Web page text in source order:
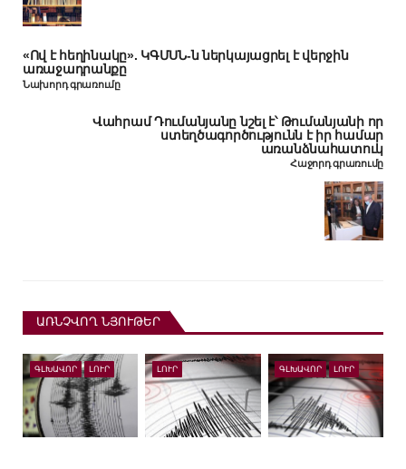
«Ով է հեղինակը». ԿԳՄՍՆ-ն ներկայացրել է վերջին
առաջադրանքը
Նախորդ գրառումը
Վահրամ Դումանյանը նշել է՝ Թումանյանի որ
ստեղծագործությունն է իր համար
առանձնահատուկ
Հաջորդ գրառումը
ԱՌՆՉՎՈՂ ՆՅՈՒԹԵՐ
ԳԼԽԱՎՈՐ ԼՈՒՐ ԼՈՒՐ ԳԼԽԱՎՈՐ ԼՈՒՐ